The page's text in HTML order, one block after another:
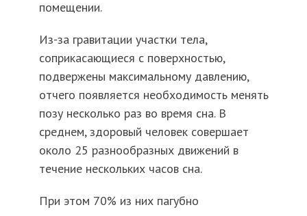
помещении.
Из-за гравитации участки тела,
соприкасающиеся с поверхностью,
подвержены максимальному давлению,
отчего появляется необходимость менять
позу несколько раз во время сна. В
среднем, здоровый человек совершает
около 25 разнообразных движений в
течение нескольких часов сна.
При этом 70% из них пагубно